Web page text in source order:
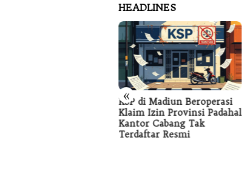
HEADLINES
«
KSP di Madiun Beroperasi
Klaim Izin Provinsi Padahal
Kantor Cabang Tak
Terdaftar Resmi